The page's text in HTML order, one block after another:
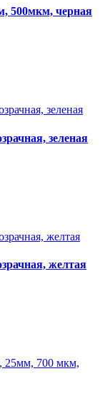
500мкм, черная
зеленая
желтая